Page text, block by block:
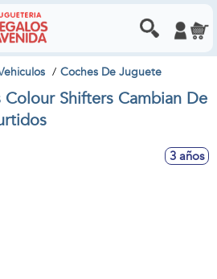
Coches De Juguete
Shifters Cambian De
3 años